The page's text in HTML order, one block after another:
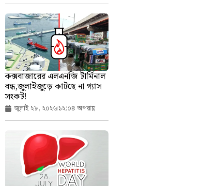
কক্সবাজারের এলএনজি টার্মিনাল
বন্ধ,জুলাইজুড়ে কাটছে না গ্যাস
সংকট!
জুলাই ২৮, ২০২৬১২:০৪ অপরাহ্ণ